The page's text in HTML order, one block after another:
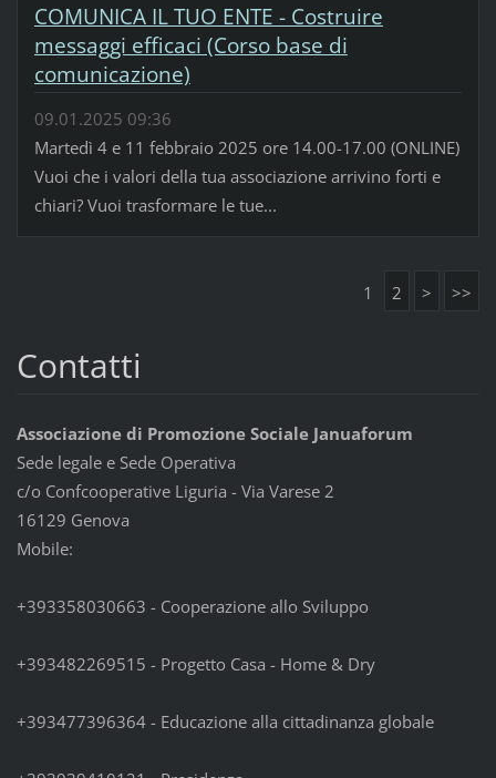
COMUNICA IL TUO ENTE - Costruire
messaggi efficaci (Corso base di
comunicazione)
09.01.2025 09:36
Martedì 4 e 11 febbraio 2025 ore 14.00-17.00 (ONLINE)
Vuoi che i valori della tua associazione arrivino forti e
chiari? Vuoi trasformare le tue...
1 2 > >>
Contatti
Associazione di Promozione Sociale Januaforum
Sede legale e Sede Operativa
c/o Confcooperative Liguria - Via Varese 2
16129 Genova
Mobile:
+393358030663 - Cooperazione allo Sviluppo
+393482269515 - Progetto Casa - Home & Dry
+393477396364 - Educazione alla cittadinanza globale